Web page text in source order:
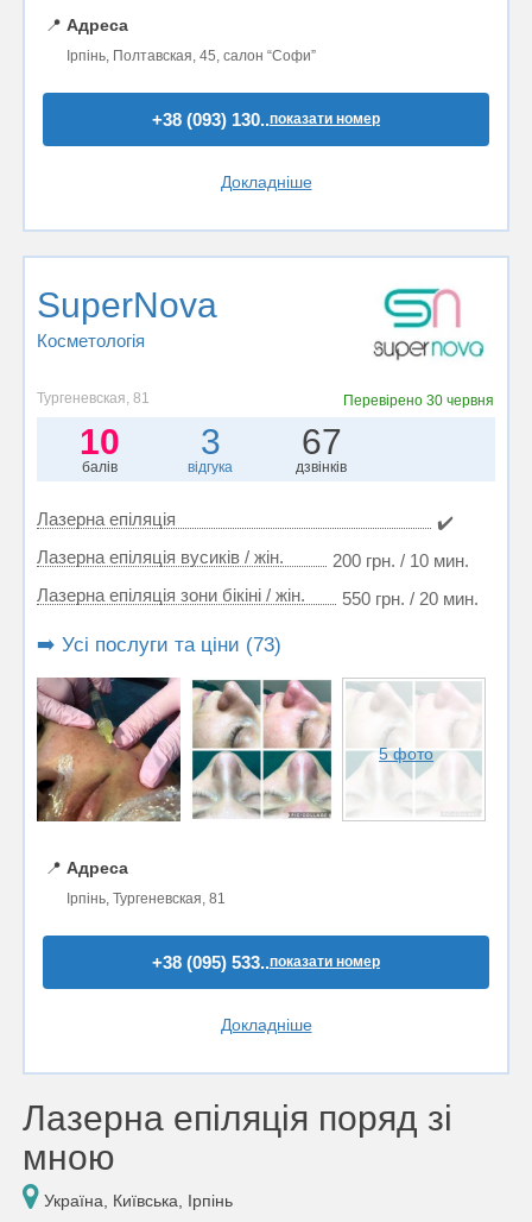
📍 Адреса
Ірпінь, Полтавская, 45, салон “Софи”
+38 (093) 130..показати номер
Докладніше
SuperNova
Косметологія
Тургеневская, 81 Перевірено30 червня
10
балів
3
відгука
67
дзвінків
Лазерна епіляція
✔️
Лазерна епіляція вусиків / жін.
200 грн. / 10 мин.
Лазерна епіляція зони бікіні / жін.
550 грн. / 20 мин.
➡️ Усі послуги та ціни (73)
5 фото
📍 Адреса
Ірпінь, Тургеневская, 81
+38 (095) 533..показати номер
Докладніше
Лазерна епіляція поряд зі
мною
Україна, Київська, Ірпінь